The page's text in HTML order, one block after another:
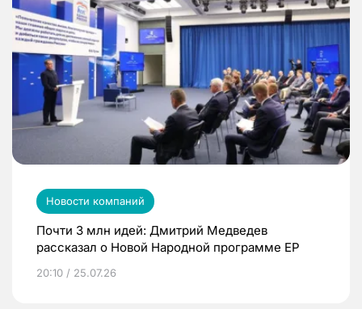
Новости компаний
Почти 3 млн идей: Дмитрий Медведев
рассказал о Новой Народной программе ЕР
20:10 / 25.07.26